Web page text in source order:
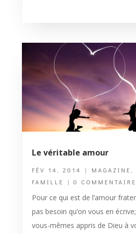
Le véritable amour
FÉV 14, 2014 | MAGAZINE
FAMILLE
| 0 COMMENTAIRE
Pour ce qui est de l’amour
pas besoin qu’on vous en
vous-mêmes appris de Dieu à